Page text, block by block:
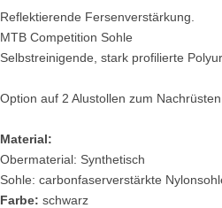
Reflektierende Fersenverstärkung.
MTB Competition Sohle
Selbstreinigende, stark profilierte
Option auf 2 Alustollen zum Nachrüsten
Material:
Obermaterial: Synthetisch
Sohle: carbonfaserverstärkte
Farbe: schwarz